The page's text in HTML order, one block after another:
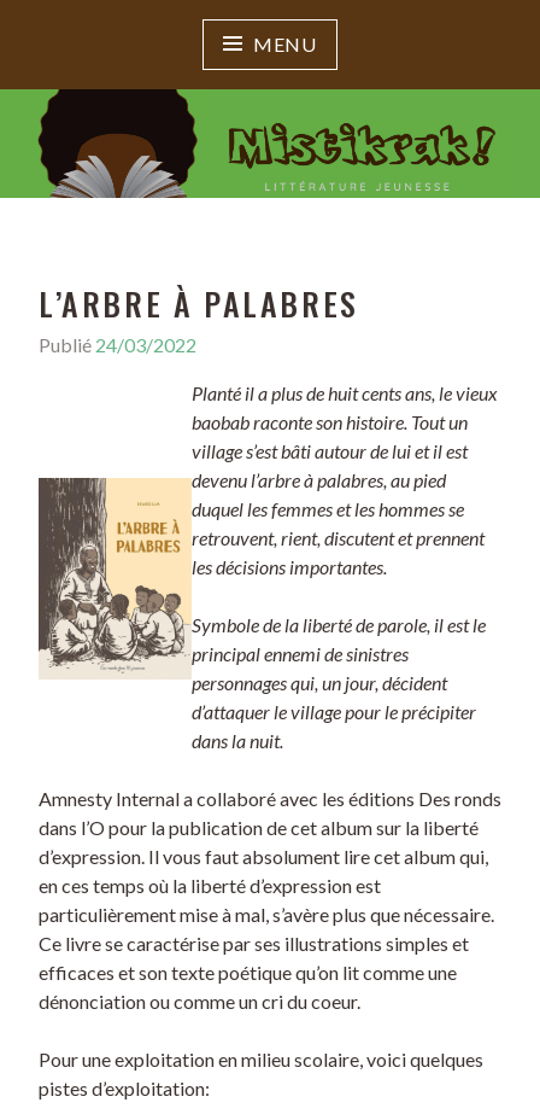
MENU
MISTIKRAK !
Littérature jeunesse
L’ARBRE À PALABRES
Publié 24/03/2022
Planté il a plus de huit cents ans, le vieux
baobab raconte son histoire. Tout un
village s’est bâti autour de lui et il est
devenu l’arbre à palabres, au pied
duquel les femmes et les hommes se
retrouvent, rient, discutent et prennent
les décisions importantes.
Symbole de la liberté de parole, il est le
principal ennemi de sinistres
personnages qui, un jour, décident
d’attaquer le village pour le précipiter
dans la nuit.
Amnesty Internal a collaboré avec les éditions Des ronds
dans l’O pour la publication de cet album sur la liberté
d’expression. Il vous faut absolument lire cet album qui,
en ces temps où la liberté d’expression est
particulièrement mise à mal, s’avère plus que nécessaire.
Ce livre se caractérise par ses illustrations simples et
efficaces et son texte poétique qu’on lit comme une
dénonciation ou comme un cri du coeur.
Pour une exploitation en milieu scolaire, voici quelques
pistes d’exploitation: